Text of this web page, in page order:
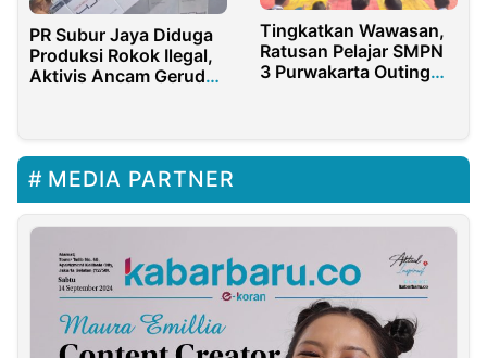
PR Subur Jaya Diduga
Produksi Rokok Ilegal,
Aktivis Ancam Geruduk
Tingkatkan Wawasan,
Ratusan Pelajar SMPN
3 Purwakarta Outing
MEDIA PARTNER